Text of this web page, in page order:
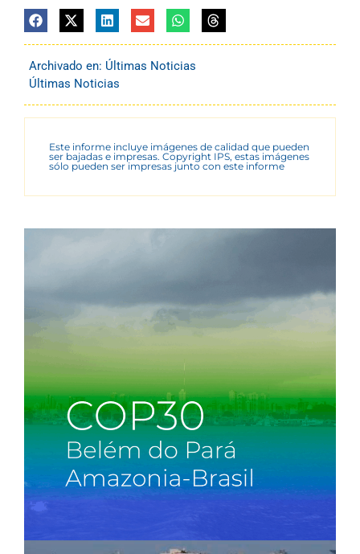
Archivado en: Últimas Noticias
Últimas Noticias
Este informe incluye imágenes de calidad que pueden
ser bajadas e impresas. Copyright IPS, estas imágenes
sólo pueden ser impresas junto con este informe